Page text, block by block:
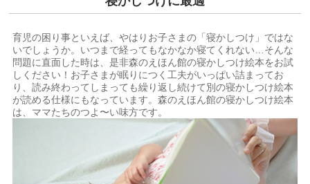
育児の困り事といえば、やはりお子さまの「寝かしつけ」ではな
いでしょうか。いつまで経ってもなかなか寝てくれない…そんな
問題に直面した時は、是非森のえほん館の寝かしつけ絵本をお試
しください！お子さまが眠りにつく工夫がいっぱい詰まってお
り、読み終わってしまっても繰り返し続けて別の寝かしつけ絵本
が読める仕様にもなっています。森のえほん館の寝かしつけ絵本
は、ママたちのつよ〜い味方です。